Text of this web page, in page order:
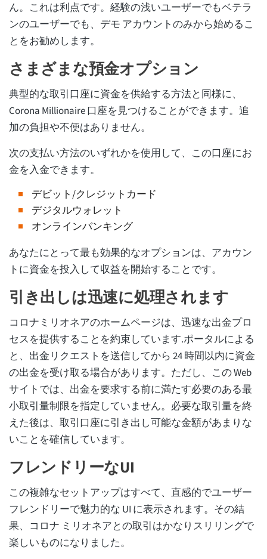
ん。これは利点です。経験の浅いユーザーでもベテラ
ンのユーザーでも、デモ アカウントのみから始めるこ
とをお勧めします。
さまざまな預金オプション
典型的な取引口座に資金を供給する方法と同様に、
Corona Millionaire 口座を見つけることができます。追
加の負担や不便はありません。
次の支払い方法のいずれかを使用して、この口座にお
金を入金できます。
デビット/クレジットカード
デジタルウォレット
オンラインバンキング
あなたにとって最も効果的なオプションは、アカウン
トに資金を投入して収益を開始することです。
引き出しは迅速に処理されます
コロナミリオネアのホームページは、迅速な出金プロ
セスを提供することを約束しています.ポータルによる
と、出金リクエストを送信してから 24 時間以内に資金
の出金を受け取る場合があります。ただし、この Web
サイトでは、出金を要求する前に満たす必要のある最
小取引量制限を指定していません。必要な取引量を終
えた後は、取引口座に引き出し可能な金額があまりな
いことを確信しています。
フレンドリーなUI
この複雑なセットアップはすべて、直感的でユーザー
フレンドリーで魅力的な UI に表示されます。その結
果、コロナ ミリオネアとの取引はかなりスリリングで
楽しいものになりました。